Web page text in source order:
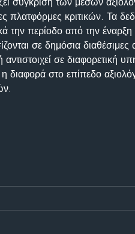
πλατφόρμες κριτικών. Τα
την περίοδο από την έναρξη
σε δημόσια διαθέσιμες
σε διαφορετική
διαφορά στο επίπεδο